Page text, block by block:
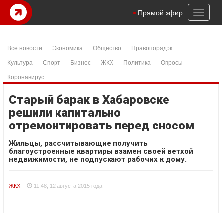
Toggle
Прямой эфир
Все новости Экономика Общество
Правопорядок
Культура
Спорт Бизнес ЖКХ Политика
Опросы
Коронавирус
Старый барак в Хабаровске
решили капитально
отремонтировать перед сносом
Жильцы, рассчитывающие получить
благоустроенные квартиры взамен своей ветхой
недвижимости, не подпускают рабочих к дому.
ЖКХ 11:48, 12 августа 2015 года